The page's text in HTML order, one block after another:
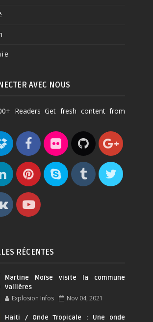
AVEC NOUS
Readers Get fresh content from
RÉCENTES
Martine Moïse visite la commune
Vallières
Explosion Infos Nov 04, 2021
Haiti / Onde Tropicale : Une onde